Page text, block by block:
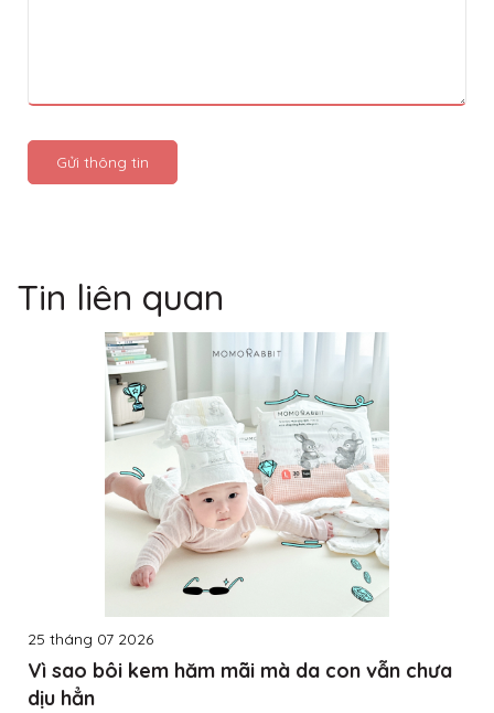
Gửi thông tin
Tin liên quan
25 tháng 07 2026
Vì sao bôi kem hăm mãi mà da con vẫn chưa
dịu hẳn